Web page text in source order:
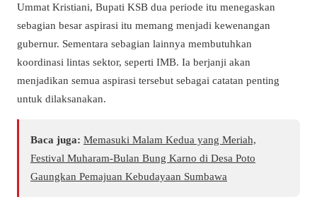
Ummat Kristiani, Bupati KSB dua periode itu menegaskan
sebagian besar aspirasi itu memang menjadi kewenangan
gubernur. Sementara sebagian lainnya membutuhkan
koordinasi lintas sektor, seperti IMB. Ia berjanji akan
menjadikan semua aspirasi tersebut sebagai catatan penting
untuk dilaksanakan.
Baca juga: Memasuki Malam Kedua yang Meriah,
Festival Muharam-Bulan Bung Karno di Desa Poto
Gaungkan Pemajuan Kebudayaan Sumbawa